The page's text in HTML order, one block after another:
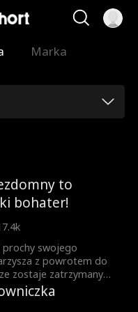
Marka
to
bohater!
prochy swojego
z powrotem do
zostaje zatrzymany
szeryfa, który oskarża go
włóczęgą. Ethan